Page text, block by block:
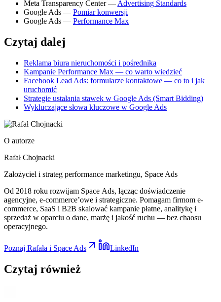
Meta Transparency Center — Advertising Standards
Google Ads — Pomiar konwersji
Google Ads — Performance Max
Czytaj dalej
Reklama biura nieruchomości i pośrednika
Kampanie Performance Max — co warto wiedzieć
Facebook Lead Ads: formularze kontaktowe — co to i jak
uruchomić
Strategie ustalania stawek w Google Ads (Smart Bidding)
Wykluczające słowa kluczowe w Google Ads
O autorze
Rafał Chojnacki
Założyciel i strateg performance marketingu, Space Ads
Od 2018 roku rozwijam Space Ads, łącząc doświadczenie
agencyjne, e-commerce’owe i strategiczne. Pomagam firmom e-
commerce, SaaS i B2B skalować kampanie płatne, analitykę i
sprzedaż w oparciu o dane, marżę i jakość ruchu — bez chaosu
operacyjnego.
Poznaj Rafała i Space Ads LinkedIn
Czytaj również